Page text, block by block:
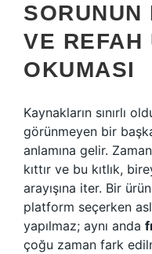
VE REFAH
OKUMASI
Kaynakların sınırlı
görünmeyen bir
anlamına gelir.
kıttır ve bu kıtlık,
arayışına iter. Bir
platform seçerken
yapılmaz; aynı anda
çoğu zaman fark